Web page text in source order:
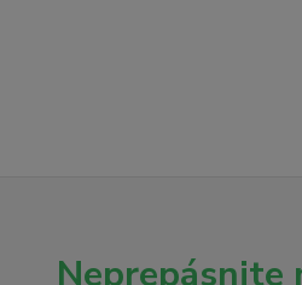
Neprepásnite